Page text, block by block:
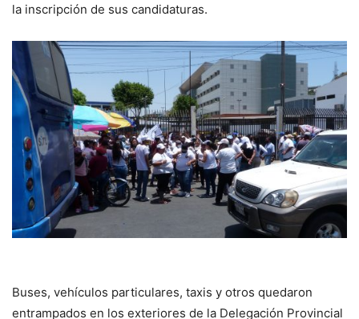
la inscripción de sus candidaturas.
Buses, vehículos particulares, taxis y otros quedaron
entrampados en los exteriores de la Delegación Provincial